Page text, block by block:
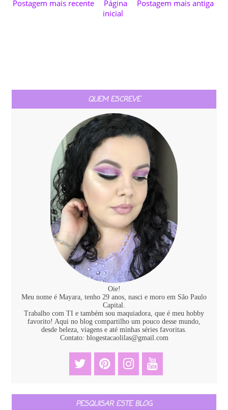
Postagem mais recente Postagem mais antiga
Página
inicial
QUEM ESCREVE
Oie!
Meu nome é Mayara, tenho 29 anos, nasci e moro em São Paulo
Capital.
Trabalho com TI e também sou maquiadora, que é meu hobby
favorito! Aqui no blog compartilho um pouco desse mundo,
desde beleza, viagens e até minhas séries favoritas.
Contato: blogestacaolilas@gmail.com
PESQUISAR ESTE BLOG